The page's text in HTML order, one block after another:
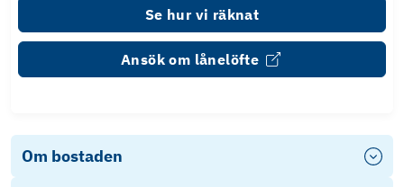
Se hur vi räknat
Ansök om lånelöfte
Om bostaden